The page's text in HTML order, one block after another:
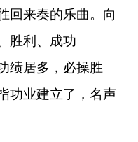
回来奏的乐曲。向
胜利、成功
绩居多，必操胜
功业建立了，名声